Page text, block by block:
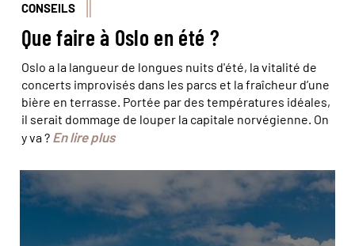
CONSEILS
Que faire à Oslo en été ?
Oslo a la langueur de longues nuits d'été, la vitalité de
concerts improvisés dans les parcs et la fraîcheur d’une
bière en terrasse. Portée par des températures idéales,
il serait dommage de louper la capitale norvégienne. On
y va ? En lire plus